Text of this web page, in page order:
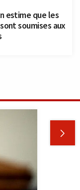
estime que les
soumises aux
